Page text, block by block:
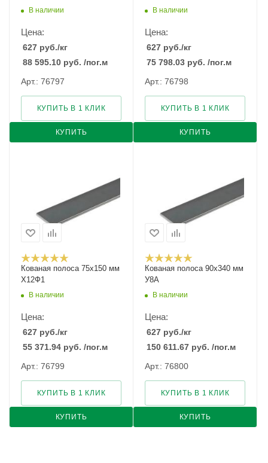
В наличии
Цена:
627 руб./кг
88 595.10 руб. /пог.м
Арт.: 76797
КУПИТЬ
КУПИТЬ В 1 КЛИК
В наличии
Цена:
627 руб./кг
75 798.03 руб. /пог.м
Арт.: 76798
КУПИТЬ
КУПИТЬ В 1 КЛИК
Кованая полоса 75x150 мм
Х12Ф1
В наличии
Цена:
627 руб./кг
55 371.94 руб. /пог.м
Арт.: 76799
КУПИТЬ
КУПИТЬ В 1 КЛИК
Кованая полоса 90x340 мм
У8А
В наличии
Цена:
627 руб./кг
150 611.67 руб. /пог.м
Арт.: 76800
КУПИТЬ
КУПИТЬ В 1 КЛИК